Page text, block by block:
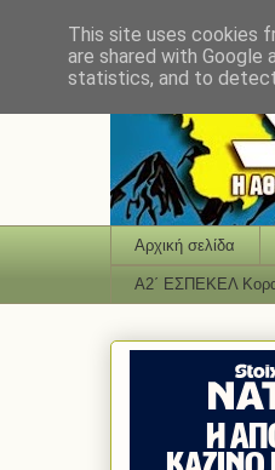
Αρχική σελίδα
Α2΄ ΕΣΠΕΚΕΛ
This site uses cookies
are shared with
statistics, and to detect